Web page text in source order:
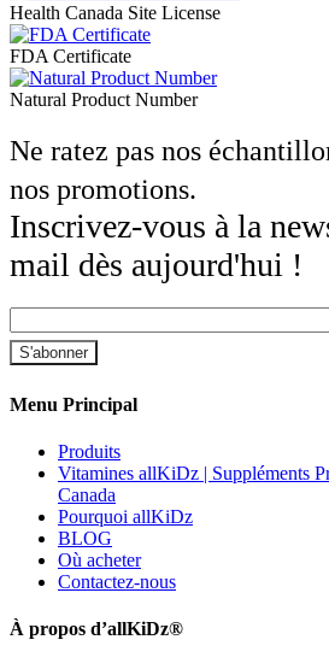
Health Canada Site License
FDA Certificate
Natural Product Number
Ne ratez pas nos
nos promotions.
Inscrivez-vous à la
mail dès aujourd'hui !
Menu Principal
Produits
Vitamines allKiDz | Suppléments
Canada
Pourquoi allKiDz
BLOG
Où acheter
Contactez-nous
À propos d’allKiDz®